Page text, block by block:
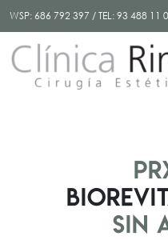
WSP: 686 792 397 / TEL:93 488 11
sin